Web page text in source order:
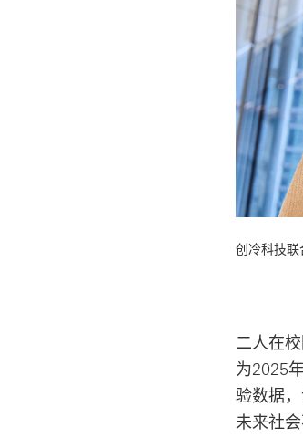
创冷科技
二人在
为2025
验数据
未来社